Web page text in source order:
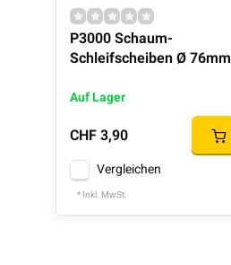
P3000 Schaum-
Schleifscheiben Ø 76mm
Auf Lager
CHF 3,90
Vergleichen
* Inkl. MwSt.